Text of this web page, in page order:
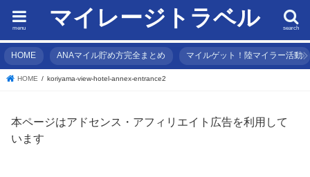
マイレージトラベル search
menu
HOME ANAマイル貯め方完全まとめ マイルゲット！陸マイラー活動
HOME koriyama-view-hotel-annex-entrance2
本ページはアドセンス・アフィリエイト広告を利用して
います